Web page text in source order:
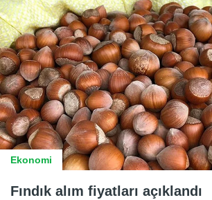
Ekonomi
Fındık alım fiyatları açıklandı